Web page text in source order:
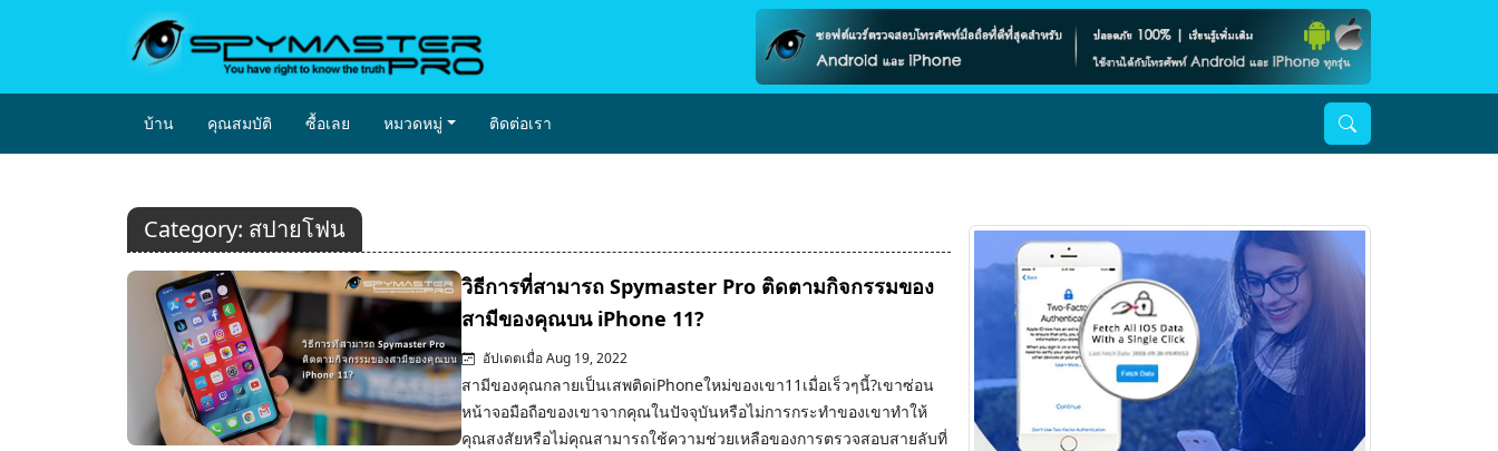
บ้าน คุณสมบัติ ซื้อเลย หมวดหมู่ ติดต่อเรา
Category: สปายโฟน
วิธีการที่สามารถ Spymaster Pro ติดตามกิจกรรมของ
สามีของคุณบน iPhone 11?
อัปเดตเมื่อ Aug 19, 2022
สามีของคุณกลายเป็นเสพติดiPhoneใหม่ของเขา11เมื่อเร็วๆนี้?เขาซ่อน
หน้าจอมือถือของเขาจากคุณในปัจจุบันหรือไม่การกระทำของเขาทำให้
คุณสงสัยหรือไม่คุณสามารถใช้ความช่วยเหลือของการตรวจสอบสายลับที่